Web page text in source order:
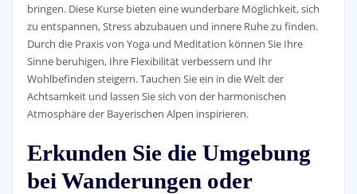
bringen. Diese Kurse bieten eine wunderbare Möglichkeit, sich
zu entspannen, Stress abzubauen und innere Ruhe zu finden.
Durch die Praxis von Yoga und Meditation können Sie Ihre
Sinne beruhigen, Ihre Flexibilität verbessern und Ihr
Wohlbefinden steigern. Tauchen Sie ein in die Welt der
Achtsamkeit und lassen Sie sich von der harmonischen
Atmosphäre der Bayerischen Alpen inspirieren.
Erkunden Sie die Umgebung
bei Wanderungen oder